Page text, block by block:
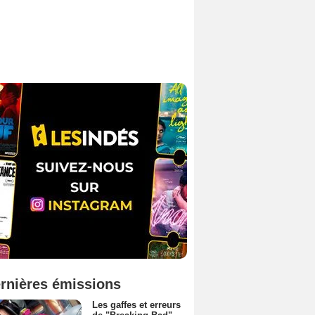
émissions
Les gaffes et erreurs